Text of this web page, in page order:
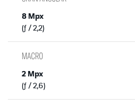
8 Mpx
(ƒ / 2,2)
MACRO
2 Mpx
(ƒ / 2,6)